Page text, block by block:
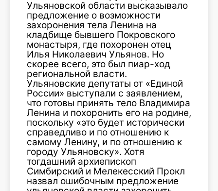
Ульяновской области высказывало
предложение о возможности
захоронения тела Ленина на
кладбище бывшего Покровского
монастыря, где похоронен отец
Илья Николаевич Ульянов. Но
скорее всего, это был пиар-ход
региональной власти.
Ульяновские депутаты от «Единой
России» выступали с заявлением,
что готовы принять тело Владимира
Ленина и похоронить его на родине,
поскольку «это будет исторически
справедливо и по отношению к
самому Ленину, и по отношению к
городу Ульяновску». Хотя
тогдашний архиепископ
Симбирский и Мелекесский Прокл
назвал ошибочным предложение